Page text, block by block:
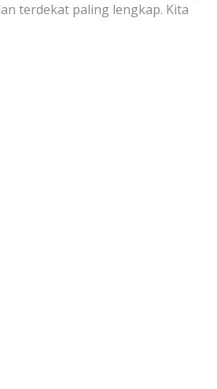
terdekat paling lengkap. Kita